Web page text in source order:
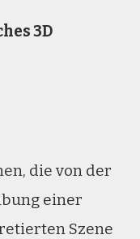
3D
die von der
einer
Szene